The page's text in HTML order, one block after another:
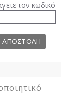
τον κωδικό
ΑΠΟΣΤΟΛΗ